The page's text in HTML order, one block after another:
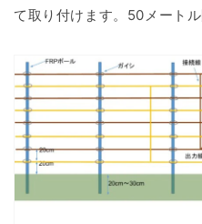
て取り付けます。50メート